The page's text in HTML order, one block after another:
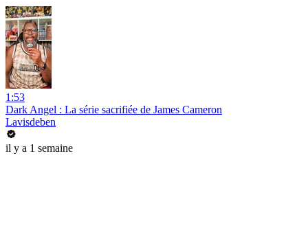
1:53
Dark Angel : La série sacrifiée de James Cameron
Lavisdeben
il y a 1 semaine